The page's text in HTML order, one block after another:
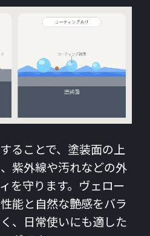
ることで、塗装面の上
紫外線や汚れなどの外
を守ります。ヴェロー
能と自然な艶感をバラ
、日常使いにも適した